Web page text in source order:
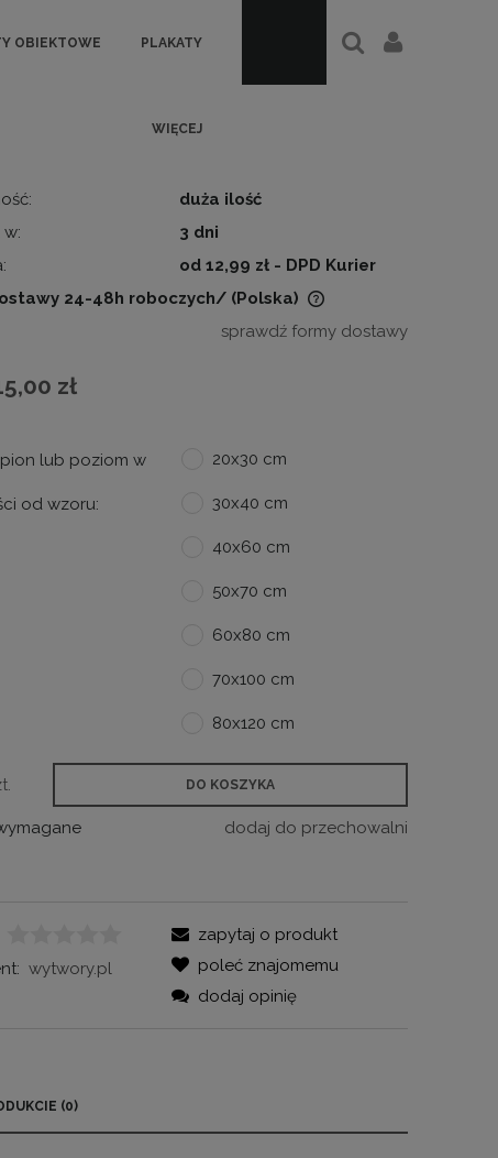
OBIEKTOWE PLAKATY
WIĘCEJ
duża ilość
w:
3 dni
od 12,99 zł - DPD Kurier
24-48h roboczych/ (Polska)
kosztów płatności
sprawdź formy dostawy
zł
lub poziom w
od wzoru:
20x30 cm
30x40 cm
40x60 cm
50x70 cm
60x80 cm
70x100 cm
80x120 cm
DO KOSZYKA
dodaj do przechowalni
wytwory.pl
zapytaj o produkt
poleć znajomemu
dodaj opinię
(0)